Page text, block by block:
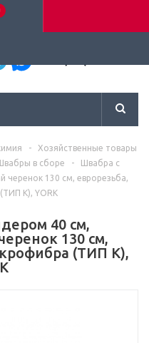
-
Хозяйственные товары
в сборе -
Швабра с
черенок 130 см, еврорезьба,
К), YORK
40 см,
130 см,
(ТИП К),